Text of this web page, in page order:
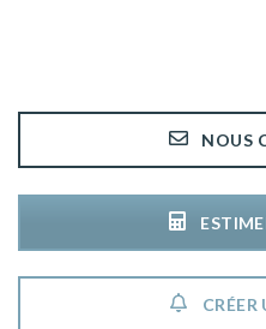
NOUS
CRÉER